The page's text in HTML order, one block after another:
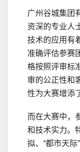
广州谷城集团
资深的专业人
技术的应用有
准确评估参赛
格按照评审标
审的公正性和
性为大赛增添
而在大赛中，
和技术实力。
拟、“都市天